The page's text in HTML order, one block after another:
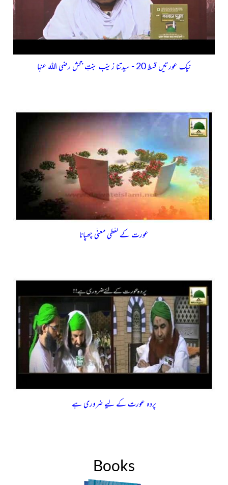
نیک عورتیں قسط 20 - سیدتنا زینب بنتِ جحش رضی اللہ عنہا
عورت کے لفظی معنٰی چھپانا
پردہ عورت کے لیے ضروری ہے
Books